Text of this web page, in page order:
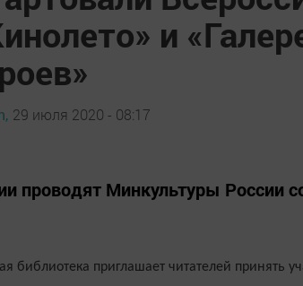
и
29 июля 2020 - 08:17
проводят Минкультуры России
библиотека приглашает читателей принять